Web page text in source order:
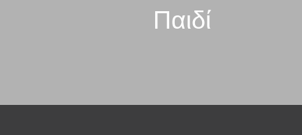
Παιδί